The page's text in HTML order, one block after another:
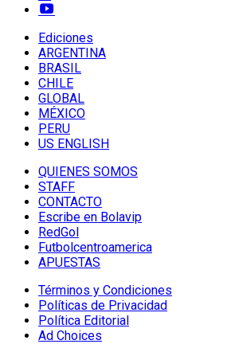
Ediciones
ARGENTINA
BRASIL
CHILE
GLOBAL
MÉXICO
PERU
US ENGLISH
QUIENES SOMOS
STAFF
CONTACTO
Escribe en Bolavip
RedGol
Futbolcentroamerica
APUESTAS
Términos y Condiciones
Políticas de Privacidad
Política Editorial
Ad Choices